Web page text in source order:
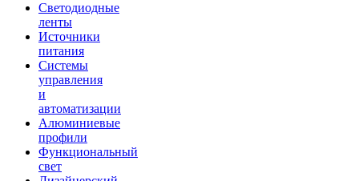
Светодиодные
ленты
Источники
питания
Системы
управления
и
автоматизации
Алюминиевые
профили
Функциональный
свет